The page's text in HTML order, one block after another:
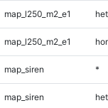
map_l250_m2_e1
map_l250_m2_e1
map_siren *
map_siren het